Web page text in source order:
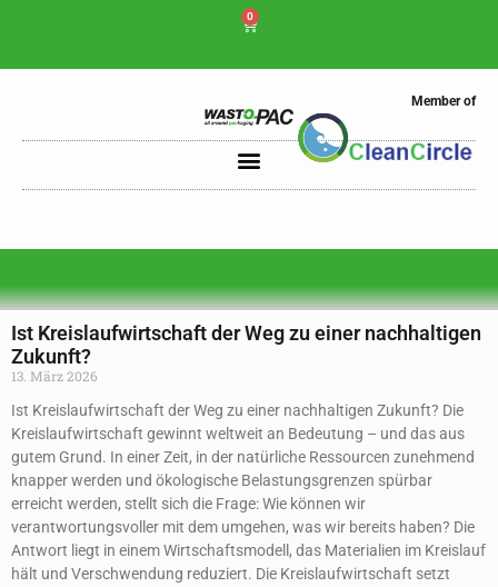
0
Member of
Ist Kreislaufwirtschaft der Weg zu einer nachhaltigen
Zukunft?
13. März 2026
Ist Kreislaufwirtschaft der Weg zu einer nachhaltigen Zukunft? Die
Kreislaufwirtschaft gewinnt weltweit an Bedeutung – und das aus
gutem Grund. In einer Zeit, in der natürliche Ressourcen zunehmend
knapper werden und ökologische Belastungsgrenzen spürbar
erreicht werden, stellt sich die Frage: Wie können wir
verantwortungsvoller mit dem umgehen, was wir bereits haben? Die
Antwort liegt in einem Wirtschaftsmodell, das Materialien im Kreislauf
hält und Verschwendung reduziert. Die Kreislaufwirtschaft setzt